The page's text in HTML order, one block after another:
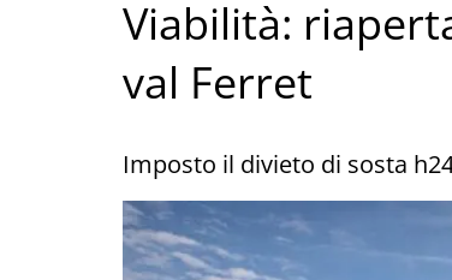
Viabilità:
val Ferret
Imposto il divieto di sosta